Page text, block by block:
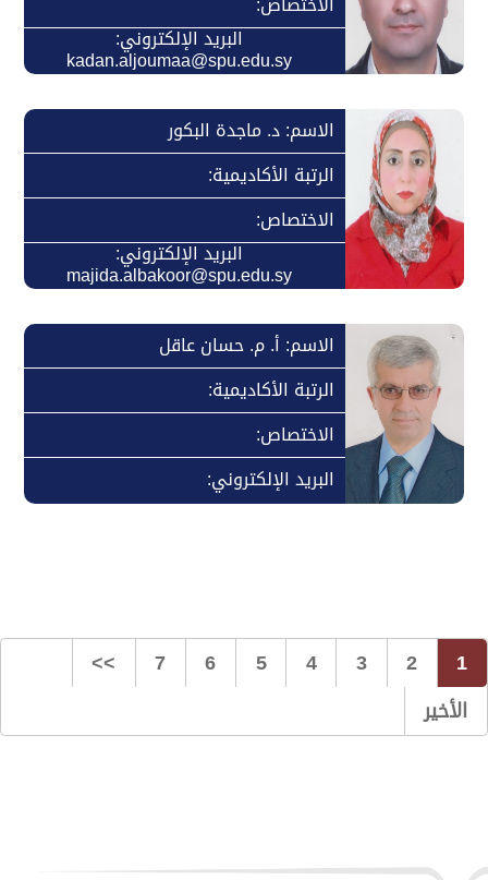
البريد الإلكتروني:
kadan.aljoumaa@spu.edu.sy
الاسم: د. ماجدة البكور
الرتبة الأكاديمية:
الاختصاص:
البريد الإلكتروني:
majida.albakoor@spu.edu.sy
الاسم: أ. م. حسان عاقل
الرتبة الأكاديمية:
الاختصاص:
البريد الإلكتروني:
1
2
3
4
5
6
7
>>
الأخير